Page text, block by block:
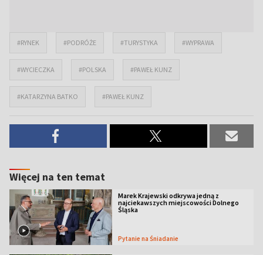
#RYNEK #PODRÓŻE #TURYSTYKA #WYPRAWA
#WYCIECZKA #POLSKA #PAWEŁ KUNZ
#KATARZYNA BATKO #PAWEŁ KUNZ
Więcej na ten temat
Marek Krajewski odkrywa jedną z
najciekawszych miejscowości Dolnego
Śląska
Pytanie na Śniadanie